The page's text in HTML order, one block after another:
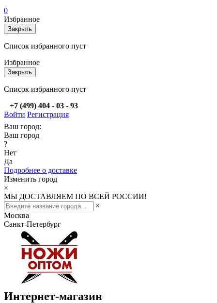
0
Избранное
Закрыть
Список избранного пуст
Избранное
Закрыть
Список избранного пуст
+7 (499) 404 - 03 - 93
Войти Регистрация
Ваш город:
Ваш город
?
Нет
Да
Подробнее о доставке
Изменить город
×
МЫ ДОСТАВЛЯЕМ ПО ВСЕЙ РОССИИ!
×
Москва
Санкт-Петербург
Интернет-магазин